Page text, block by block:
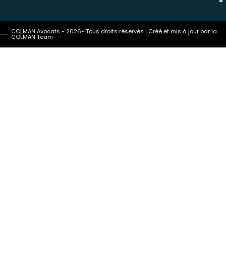
COLMAN Avocats - 2026- Tous droits réservés | Créé et mis à jour par la
COLMAN Team